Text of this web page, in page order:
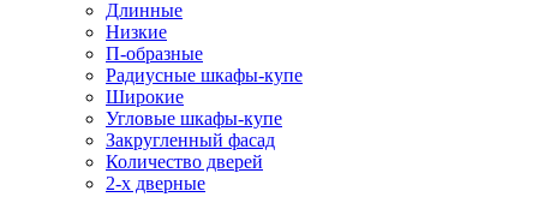
Длинные
Низкие
П-образные
Радиусные шкафы-купе
Широкие
Угловые шкафы-купе
Закругленный фасад
Количество дверей
2-х дверные